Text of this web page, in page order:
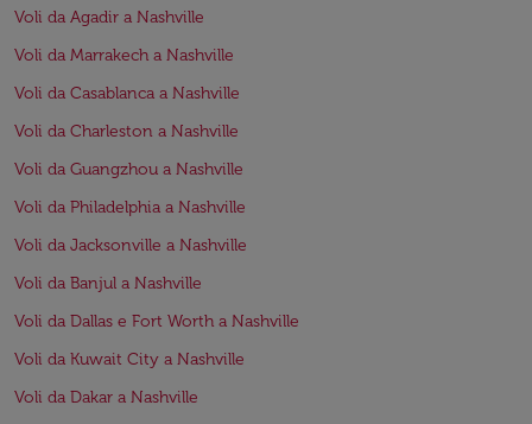
Voli da Agadir a Nashville
Voli da Marrakech a Nashville
Voli da Casablanca a Nashville
Voli da Charleston a Nashville
Voli da Guangzhou a Nashville
Voli da Philadelphia a Nashville
Voli da Jacksonville a Nashville
Voli da Banjul a Nashville
Voli da Dallas e Fort Worth a Nashville
Voli da Kuwait City a Nashville
Voli da Dakar a Nashville